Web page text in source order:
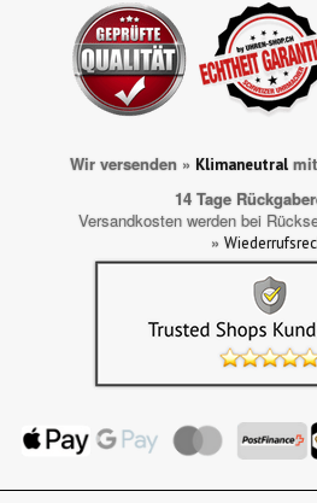
Wir versenden » Klimaneutralmit
14 Tage
Versandkosten werden bei
»